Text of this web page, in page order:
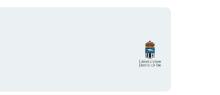
Organisationens
logotyp